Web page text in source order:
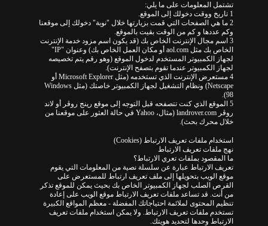
تشتمل المعلومات على ما يلي:
1 تاريخ ووقت دخولك إلى الموقع.
2 ما هي الصفحات التي قمت بزيارتها خلال "نوبة" دخولك إلى موقعنا
وكم عددها و كم من الوقت بقيت بالموقع.
3 اسم مجال الإنترنت الخاص بك (قد يكون اسم مزود خدمة الإنترنت
الخاص بك مثل aol.com أو مكان العمل الخاص بك) وعنوان "IP"
لجهاز الكمبيوتر المستخدم لدخول الموقع (وهو رقم يتم تخصيصه
لجهاز الكمبيوتر عندما تقوم بتصفح الإنترنت).
4 مستعرض الإنترنت الذي تستخدمه (مثل Microsoft Explorer أو
Netscape) ونظام التشغيل لجهاز الكمبيوتر خاصتك (مثل Windows
98).
5 الموقع الذي كنت تتصفحه قبل التوجه إلى موقع رينج روڤر أو لاند
روڤر landrover.com (مثال، Yahoo في حالة العثور على موقعنا من
خلال محرك بحث).
استخدام ملفات تعريف الارتباط (Cookies)
نهج ملفات تعريف الارتباط
ما المقصود بملفات تعري الارتباط؟
تعريف الارتباط عبارة عن سلسلة نصية من المعلومات التي يقوم
موقع الويب بتحويلها إلى ملف تعريف ارتباط للمستعرض على
القرص الصلب لجهاز الكمبيوتر الخاص بك بحيث يمكن للموقع تذكر
من أنت. قد تساعد ملفات تعريف الارتباط موقع الويب على إعادة
تنظيم المحتوى لملائمة احتياجاتك المفضلة - معظم المواقع الكبيرة
تستخدم ملفات تعريف الارتباط. ولا يمكن استخدام ملفات تعريف
الارتباط وحدها لتحديد هويتك.